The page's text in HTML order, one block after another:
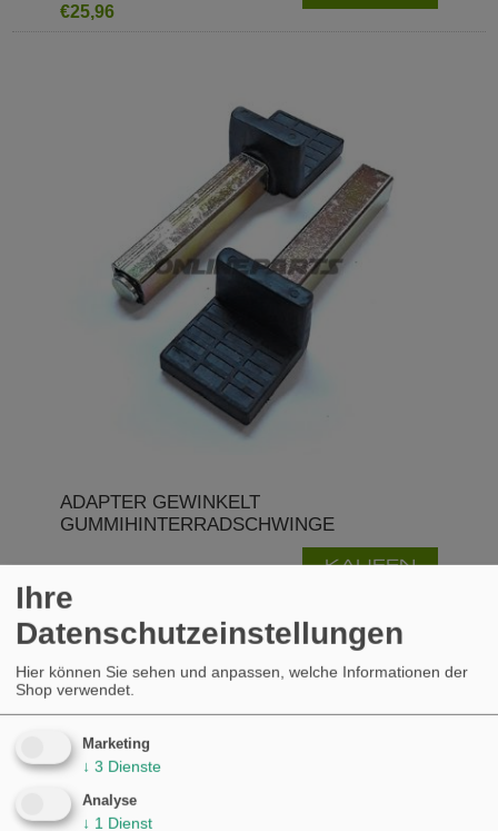
€25,96
ADAPTER GEWINKELT
GUMMIHINTERRADSCHWINGE
€25,96
KAUFEN
Ihre
Datenschutzeinstellungen
Hier können Sie sehen und anpassen, welche Informationen der
Shop verwendet.
Marketing
↓ 3 Dienste
Analyse
↓ 1 Dienst